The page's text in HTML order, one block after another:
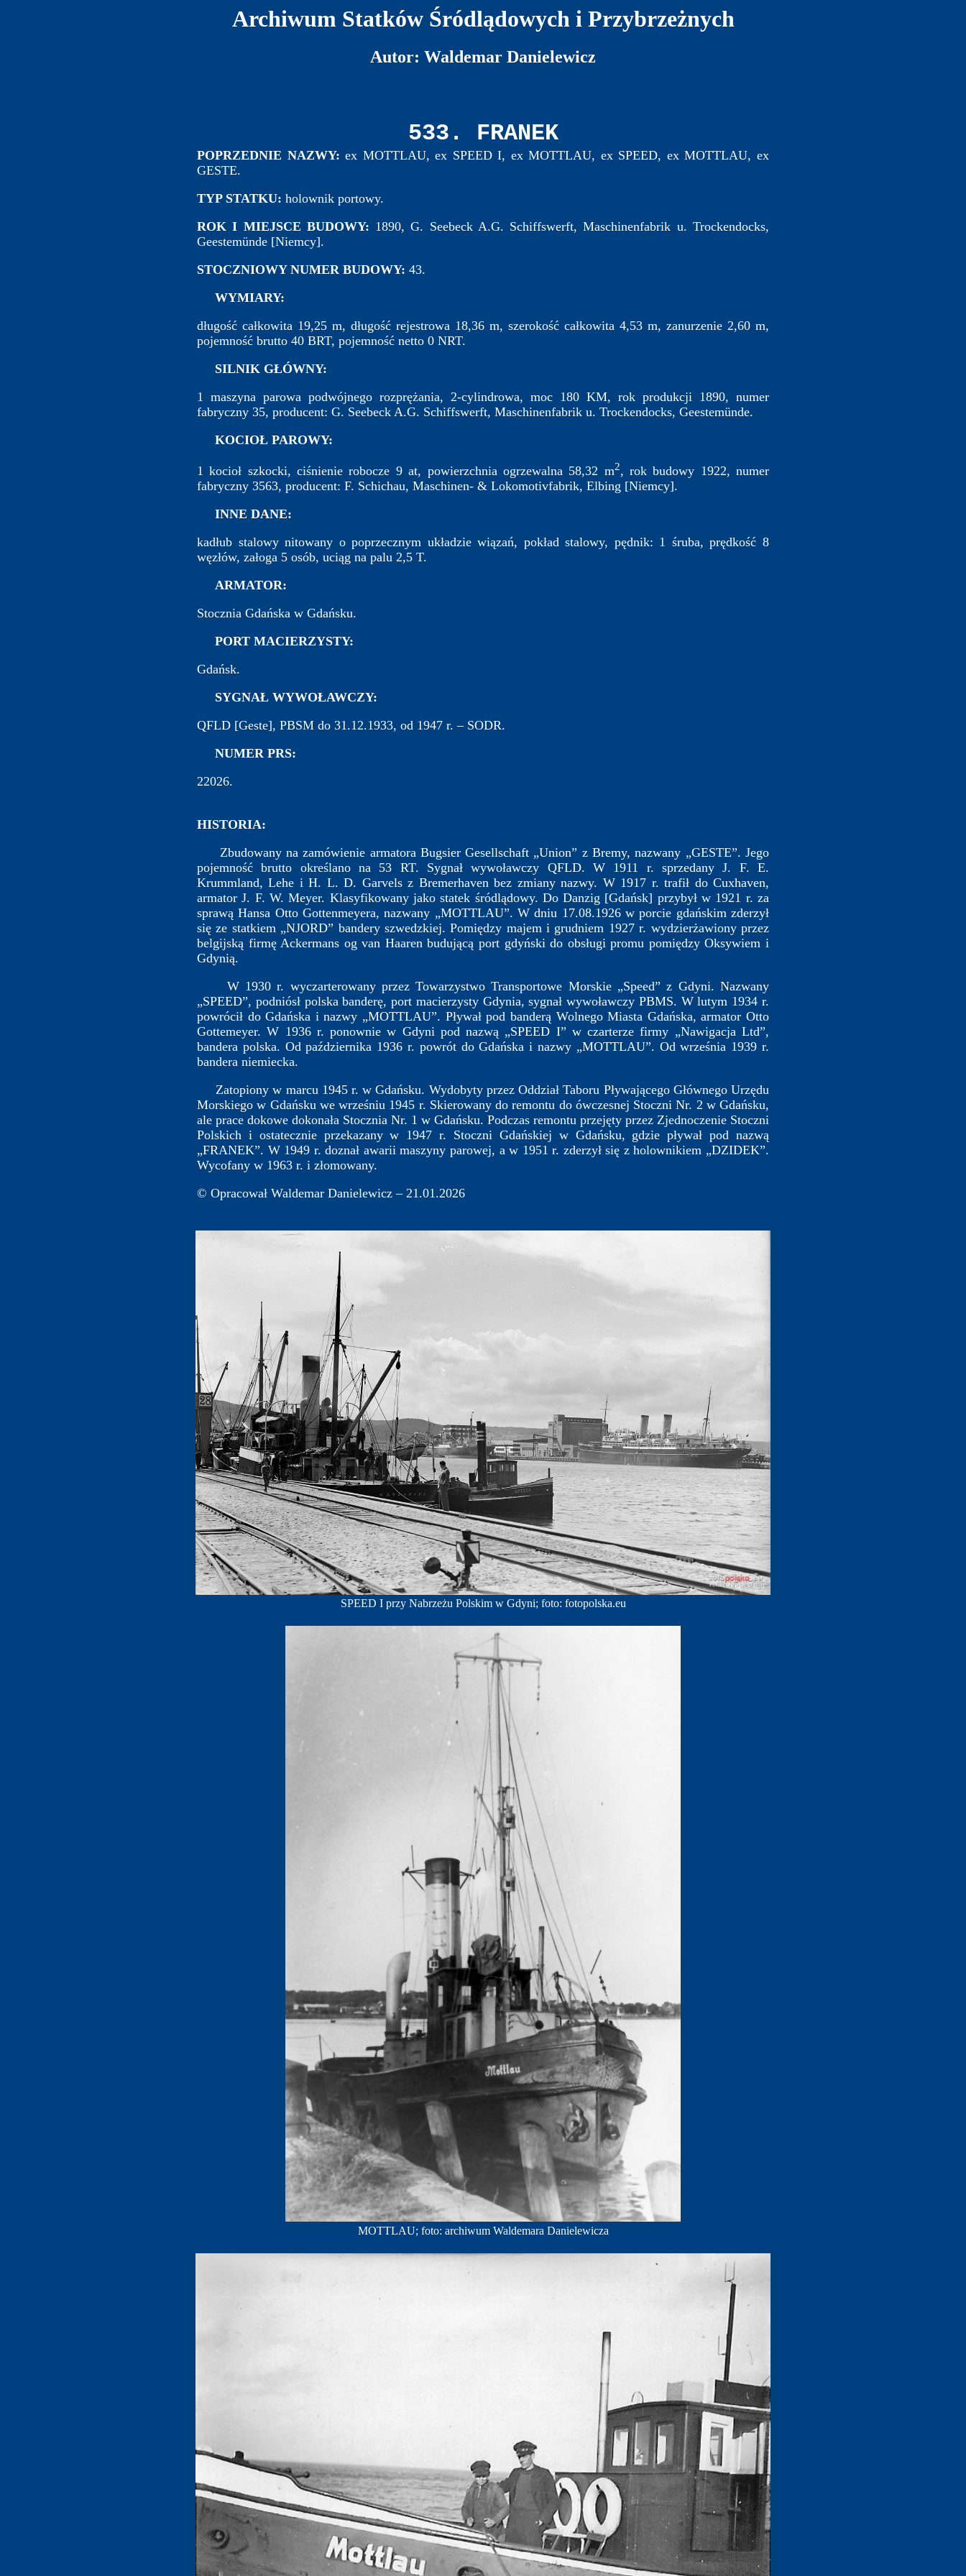
Archiwum Statków Śródlądowych i Przybrzeżnych
Autor: Waldemar Danielewicz
533. FRANEK
POPRZEDNIE NAZWY: ex MOTTLAU, ex SPEED I, ex MOTTLAU, ex SPEED, ex MOTTLAU, ex
GESTE.
TYP STATKU: holownik portowy.
ROK I MIEJSCE BUDOWY: 1890, G. Seebeck A.G. Schiffswerft, Maschinenfabrik u. Trockendocks,
Geestemünde [Niemcy].
STOCZNIOWY NUMER BUDOWY: 43.
WYMIARY:
długość całkowita 19,25 m, długość rejestrowa 18,36 m, szerokość całkowita 4,53 m, zanurzenie 2,60 m,
pojemność brutto 40 BRT, pojemność netto 0 NRT.
SILNIK GŁÓWNY:
1 maszyna parowa podwójnego rozprężania, 2-cylindrowa, moc 180 KM, rok produkcji 1890, numer
fabryczny 35, producent: G. Seebeck A.G. Schiffswerft, Maschinenfabrik u. Trockendocks, Geestemünde.
KOCIOŁ PAROWY:
1 kocioł szkocki, ciśnienie robocze 9 at, powierzchnia ogrzewalna 58,32 m2, rok budowy 1922, numer
fabryczny 3563, producent: F. Schichau, Maschinen- & Lokomotivfabrik, Elbing [Niemcy].
INNE DANE:
kadłub stalowy nitowany o poprzecznym układzie wiązań, pokład stalowy, pędnik: 1 śruba, prędkość 8
węzłów, załoga 5 osób, uciąg na palu 2,5 T.
ARMATOR:
Stocznia Gdańska w Gdańsku.
PORT MACIERZYSTY:
Gdańsk.
SYGNAŁ WYWOŁAWCZY:
QFLD [Geste], PBSM do 31.12.1933, od 1947 r. – SODR.
NUMER PRS:
22026.
HISTORIA:
Zbudowany na zamówienie armatora Bugsier Gesellschaft „Union” z Bremy, nazwany „GESTE”. Jego
pojemność brutto określano na 53 RT. Sygnał wywoławczy QFLD. W 1911 r. sprzedany J. F. E.
Krummland, Lehe i H. L. D. Garvels z Bremerhaven bez zmiany nazwy. W 1917 r. trafił do Cuxhaven,
armator J. F. W. Meyer. Klasyfikowany jako statek śródlądowy. Do Danzig [Gdańsk] przybył w 1921 r. za
sprawą Hansa Otto Gottenmeyera, nazwany „MOTTLAU”. W dniu 17.08.1926 w porcie gdańskim zderzył
się ze statkiem „NJORD” bandery szwedzkiej. Pomiędzy majem i grudniem 1927 r. wydzierżawiony przez
belgijską firmę Ackermans og van Haaren budującą port gdyński do obsługi promu pomiędzy Oksywiem i
Gdynią.
W 1930 r. wyczarterowany przez Towarzystwo Transportowe Morskie „Speed” z Gdyni. Nazwany
„SPEED”, podniósł polska banderę, port macierzysty Gdynia, sygnał wywoławczy PBMS. W lutym 1934 r.
powrócił do Gdańska i nazwy „MOTTLAU”. Pływał pod banderą Wolnego Miasta Gdańska, armator Otto
Gottemeyer. W 1936 r. ponownie w Gdyni pod nazwą „SPEED I” w czarterze firmy „Nawigacja Ltd”,
bandera polska. Od października 1936 r. powrót do Gdańska i nazwy „MOTTLAU”. Od września 1939 r.
bandera niemiecka.
Zatopiony w marcu 1945 r. w Gdańsku. Wydobyty przez Oddział Taboru Pływającego Głównego Urzędu
Morskiego w Gdańsku we wrześniu 1945 r. Skierowany do remontu do ówczesnej Stoczni Nr. 2 w Gdańsku,
ale prace dokowe dokonała Stocznia Nr. 1 w Gdańsku. Podczas remontu przejęty przez Zjednoczenie Stoczni
Polskich i ostatecznie przekazany w 1947 r. Stoczni Gdańskiej w Gdańsku, gdzie pływał pod nazwą
„FRANEK”. W 1949 r. doznał awarii maszyny parowej, a w 1951 r. zderzył się z holownikiem „DZIDEK”.
Wycofany w 1963 r. i złomowany.
© Opracował Waldemar Danielewicz – 21.01.2026
SPEED I przy Nabrzeżu Polskim w Gdyni; foto: fotopolska.eu
MOTTLAU; foto: archiwum Waldemara Danielewicza